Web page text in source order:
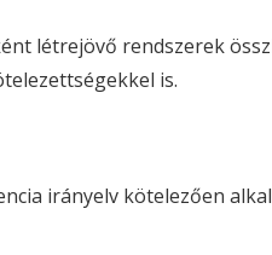
létrejövő rendszerek
is.
irányelv kötelezően